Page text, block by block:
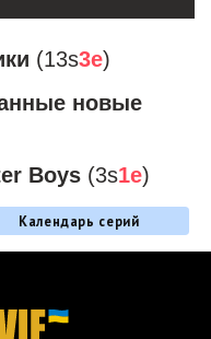
(13s3e)
новые
Boys (3s1e)
Календарь серий